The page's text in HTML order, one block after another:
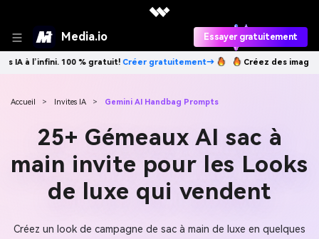
Media.io Essayer gratuitement
gratuitement→ Créez des images IA à l’infini. 100 % gratuit!
Accueil > Invites IA > Gemini AI Handbag Prompts
25+ Gémeaux AI sac à
main invite pour les Looks
de luxe qui vendent
Créez un look de campagne de sac à main de luxe en quelques